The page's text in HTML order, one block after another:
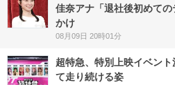
佳奈アナ「退社後初めて
かけ
08月09日 20時01分
超特急、特別上映イベン
て走り続ける姿